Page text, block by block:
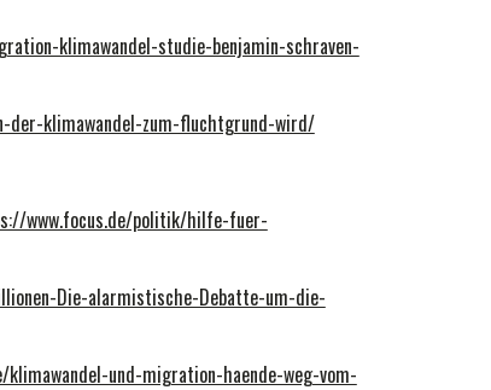
klimawandel-studie-benjamin-schraven-
klimawandel-zum-fluchtgrund-wird/
www.focus.de/politik/hilfe-fuer-
Die-alarmistische-Debatte-um-die-
und-migration-haende-weg-vom-